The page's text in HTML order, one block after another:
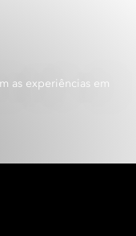
as experiências em